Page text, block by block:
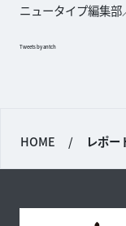
ニュータイプ編集
Tweets by antch
HOME / レポー